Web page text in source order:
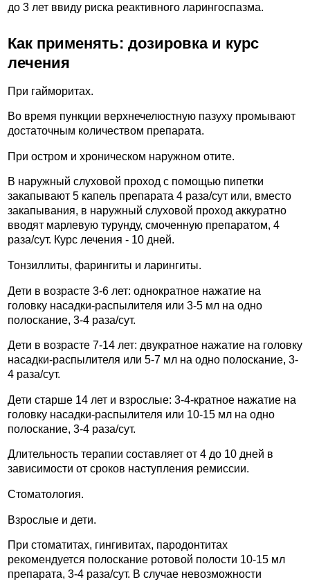
до 3 лет ввиду риска реактивного ларингоспазма.
Как применять: дозировка и курс
лечения
При гайморитах.
Во время пункции верхнечелюстную пазуху промывают
достаточным количеством препарата.
При остром и хроническом наружном отите.
В наружный слуховой проход с помощью пипетки
закапывают 5 капель препарата 4 раза/сут или, вместо
закапывания, в наружный слуховой проход аккуратно
вводят марлевую турунду, смоченную препаратом, 4
раза/сут. Курс лечения - 10 дней.
Тонзиллиты, фарингиты и ларингиты.
Дети в возрасте 3-6 лет: однократное нажатие на
головку насадки-распылителя или 3-5 мл на одно
полоскание, 3-4 раза/сут.
Дети в возрасте 7-14 лет: двукратное нажатие на головку
насадки-распылителя или 5-7 мл на одно полоскание, 3-
4 раза/сут.
Дети старше 14 лет и взрослые: 3-4-кратное нажатие на
головку насадки-распылителя или 10-15 мл на одно
полоскание, 3-4 раза/сут.
Длительность терапии составляет от 4 до 10 дней в
зависимости от сроков наступления ремиссии.
Стоматология.
Взрослые и дети.
При стоматитах, гингивитах, пародонтитах
рекомендуется полоскание ротовой полости 10-15 мл
препарата, 3-4 раза/сут. В случае невозможности